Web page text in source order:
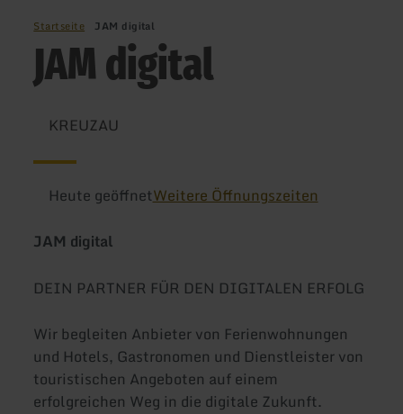
Startseite JAM digital
JAM digital
KREUZAU
Heute geöffnetWeitere Öffnungszeiten
JAM digital
DEIN PARTNER FÜR DEN DIGITALEN ERFOLG
Wir begleiten Anbieter von Ferienwohnungen
und Hotels, Gastronomen und Dienstleister von
touristischen Angeboten auf einem
erfolgreichen Weg in die digitale Zukunft.